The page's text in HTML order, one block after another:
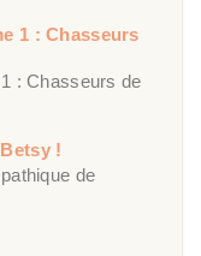
1 : Chasseurs
: Chasseurs de
!
de